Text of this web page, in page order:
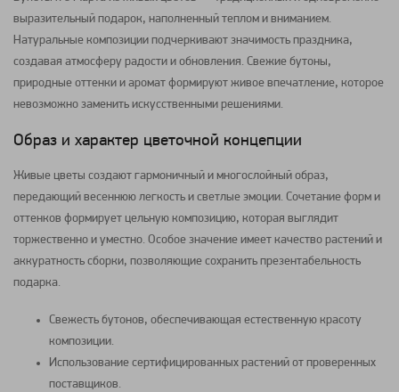
выразительный подарок, наполненный теплом и вниманием.
Натуральные композиции подчеркивают значимость праздника,
создавая атмосферу радости и обновления. Свежие бутоны,
природные оттенки и аромат формируют живое впечатление, которое
невозможно заменить искусственными решениями.
Образ и характер цветочной концепции
Живые цветы создают гармоничный и многослойный образ,
передающий весеннюю легкость и светлые эмоции. Сочетание форм и
оттенков формирует цельную композицию, которая выглядит
торжественно и уместно. Особое значение имеет качество растений и
аккуратность сборки, позволяющие сохранить презентабельность
подарка.
Свежесть бутонов, обеспечивающая естественную красоту
композиции.
Использование сертифицированных растений от проверенных
поставщиков.